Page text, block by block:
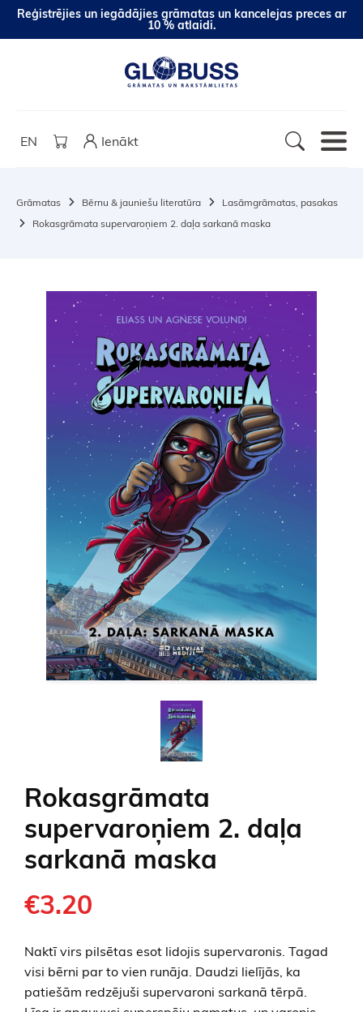
Reģistrējies un iegādājies grāmatas un kancelejas preces ar
10 % atlaidi.
EN Ienākt
Grāmatas Bērnu & jauniešu literatūra
Lasāmgrāmatas, pasakas
Rokasgrāmata supervaroņiem 2. daļa sarkanā maska
Rokasgrāmata
supervaroņiem 2. daļa
sarkanā maska
€3.20
Naktī virs pilsētas esot lidojis supervaronis. Tagad
visi bērni par to vien runāja. Daudzi lielījās, ka
patiešām redzējuši supervaroni sarkanā tērpā.